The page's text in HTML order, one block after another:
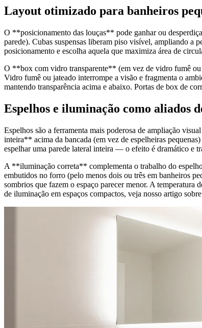
Layout otimizado para banheiros
O **posicionamento das louças** pode ganhar ou
parede). Cubas suspensas liberam piso visível, ampliando a
posicionamento e escolha aquela que maximiza área de
O **box com vidro transparente** (em vez de vidro fumê ou
Vidro fumê ou jateado interrompe a visão e fragmenta o
mantendo transparência acima e abaixo. Portas de box de
Espelhos e iluminação como aliados
Espelhos são a ferramenta mais poderosa de ampliação
inteira** acima da bancada (em vez de espelheiras
espelhar uma parede lateral inteira — o efeito é dramático e
A **iluminação correta** complementa o trabalho do
embutidos no forro (pelo menos dois ou três em banheiros
sombrios que fazem o espaço parecer menor. A
de iluminação em espaços compactos, veja nosso artigo sobre